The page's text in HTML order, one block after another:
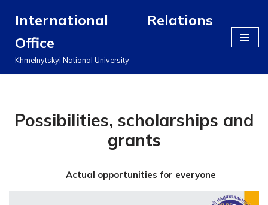
до
вмісту
International Relations
Office
Khmelnytskyi National University
Possibilities, scholarships and
grants
Actual opportunities for everyone